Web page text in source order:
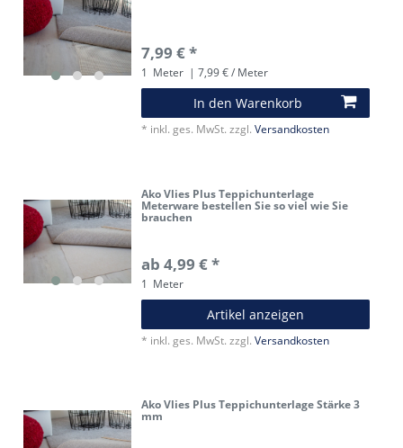
7,99 € *
1 Meter | 7,99 € / Meter
In den Warenkorb
* inkl. ges. MwSt. zzgl.Versandkosten
Ako Vlies Plus Teppichunterlage
Meterware bestellen Sie so viel wie Sie
brauchen
ab 4,99 € *
1 Meter
Artikel anzeigen
* inkl. ges. MwSt. zzgl.Versandkosten
Ako Vlies Plus Teppichunterlage Stärke 3
mm